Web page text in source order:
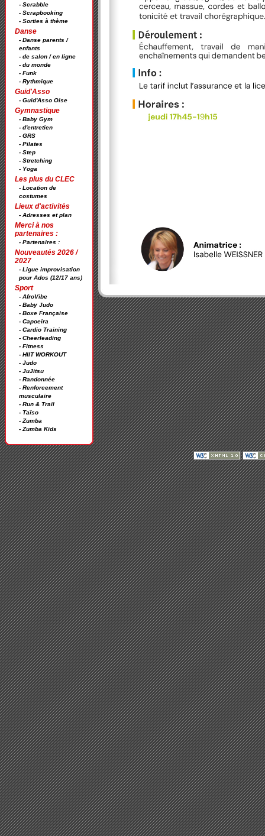
- Scrabble
- Scrapbooking
- Sorties à thème
Danse
- Danse parents /
enfants
- de salon / en ligne
- du monde
- Funk
- Rythmique
Guid'Asso
- Guid'Asso Oise
Gymnastique
- Baby Gym
- d'entretien
- GRS
- Pilates
- Step
- Stretching
- Yoga
Les plus du CLEC
- Location de
costumes
Lieux d'activités
- Adresses et plan
Merci à nos
partenaires :
- Partenaires :
Nouveautés 2026 /
2027
- Ligue improvisation
pour Ados (12/17 ans)
Sport
- AfroVibe
- Baby Judo
- Boxe Française
- Capoeira
- Cardio Training
- Cheerleading
- Fitness
- HIIT WORKOUT
- Judo
- JuJitsu
- Randonnée
- Renforcement
musculaire
- Run & Trail
- Taïso
- Zumba
- Zumba Kids